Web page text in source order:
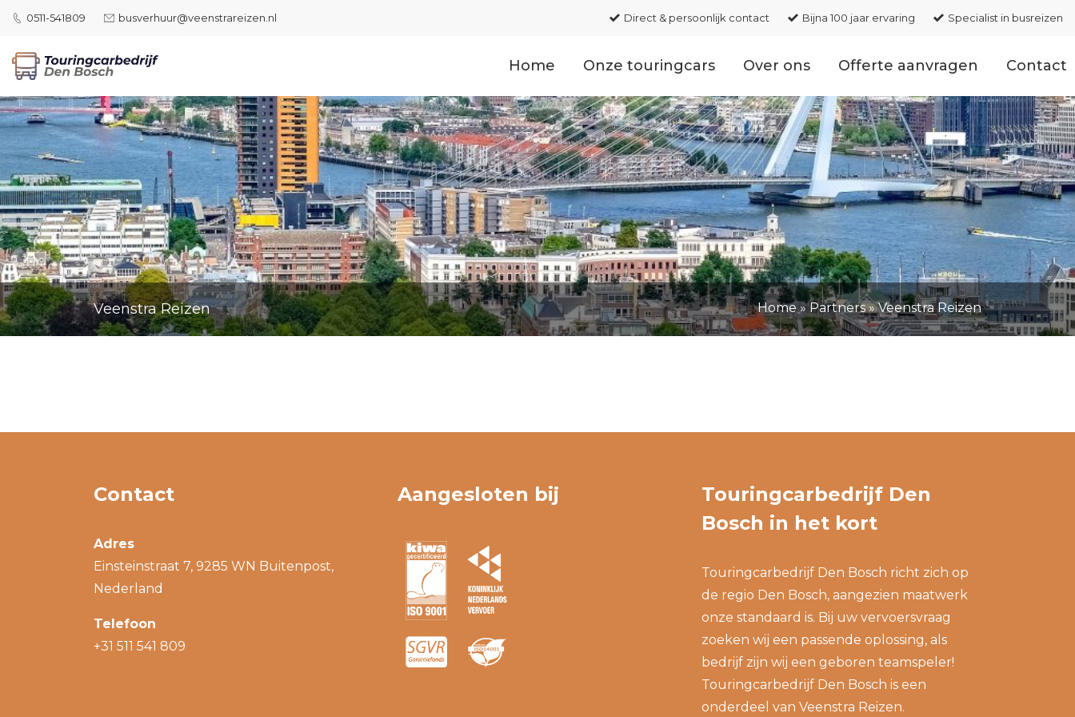
0511-541809 busverhuur@veenstrareizen.nl Direct & persoonlijk contact Bijna 100 jaar ervaring Specialist in busreizen
Home Onze touringcars Over ons Offerte aanvragen Contact
Veenstra Reizen Home»Partners»Veenstra Reizen
Contact
Adres
Einsteinstraat 7, 9285 WN Buitenpost,
Nederland
Telefoon
+31 511 541 809
Aangesloten bij
Touringcarbedrijf Den
Bosch in het kort
Touringcarbedrijf Den Bosch richt zich op
de regio Den Bosch, aangezien maatwerk
onze standaard is. Bij uw vervoersvraag
zoeken wij een passende oplossing, als
bedrijf zijn wij een geboren teamspeler!
Touringcarbedrijf Den Bosch is een
onderdeel van Veenstra Reizen.